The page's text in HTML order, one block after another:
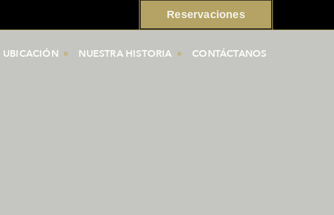
Reservaciones
UBICACIÓN NUESTRA HISTORIA CONTÁCTANOS